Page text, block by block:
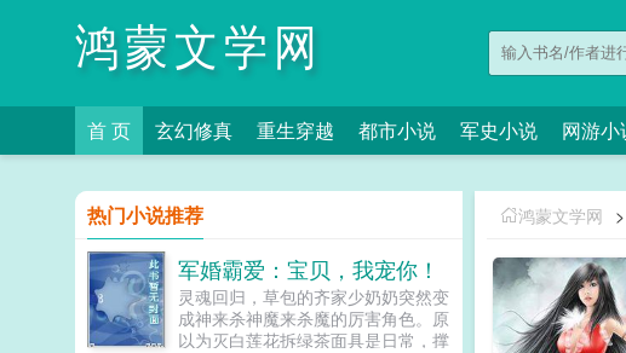
鸿蒙文学网
首 页 玄幻修真 重生穿越 都市小说 军史小说 网游小
鸿蒙文学网 >
热门小说推荐
军婚霸爱：宝贝，我宠你！
灵魂回归，草包的齐家少奶奶突然变
成神来杀神魔来杀魔的厉害角色。原
以为灭白莲花拆绿茶面具是日常，撑